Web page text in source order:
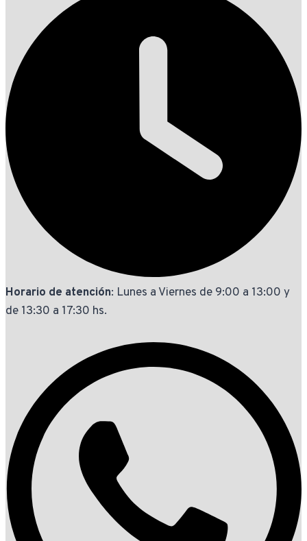
Horario de atención: Lunes a Viernes de 9:00 a 13:00 y
de 13:30 a 17:30 hs.